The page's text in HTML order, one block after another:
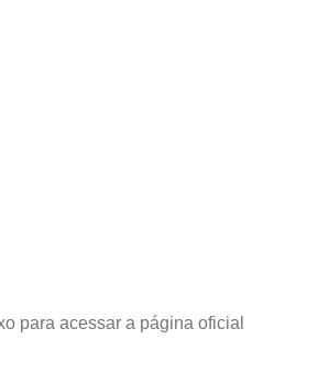
para acessar a página oficial